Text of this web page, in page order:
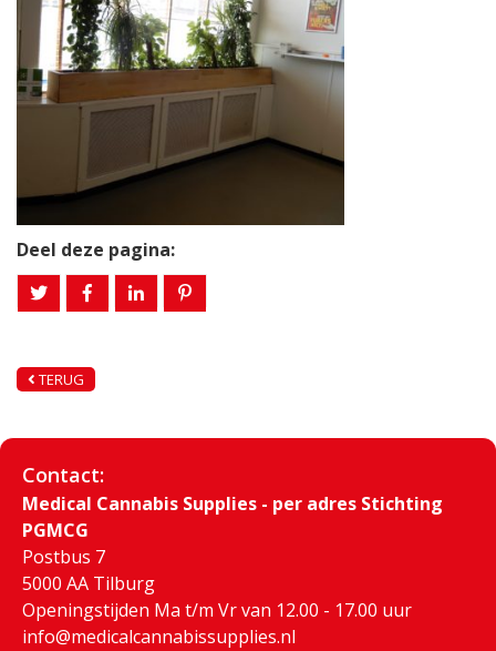
Deel deze pagina:
TERUG
Contact:
Medical Cannabis Supplies - per adres Stichting
PGMCG
Postbus 7
5000 AA Tilburg
Openingstijden Ma t/m Vr van 12.00 - 17.00 uur
info@medicalcannabissupplies.nl